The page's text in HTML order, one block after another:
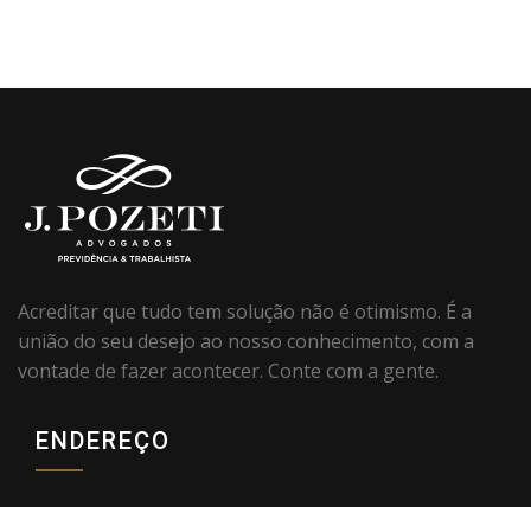
Acreditar que tudo tem solução não é otimismo. É a
união do seu desejo ao nosso conhecimento, com a
vontade de fazer acontecer. Conte com a gente.
ENDEREÇO